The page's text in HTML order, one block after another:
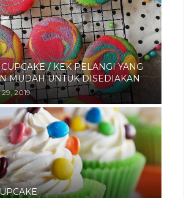
/ KEK PELANGI YANG
MUDAH UNTUK DISEDIAKAN
2019